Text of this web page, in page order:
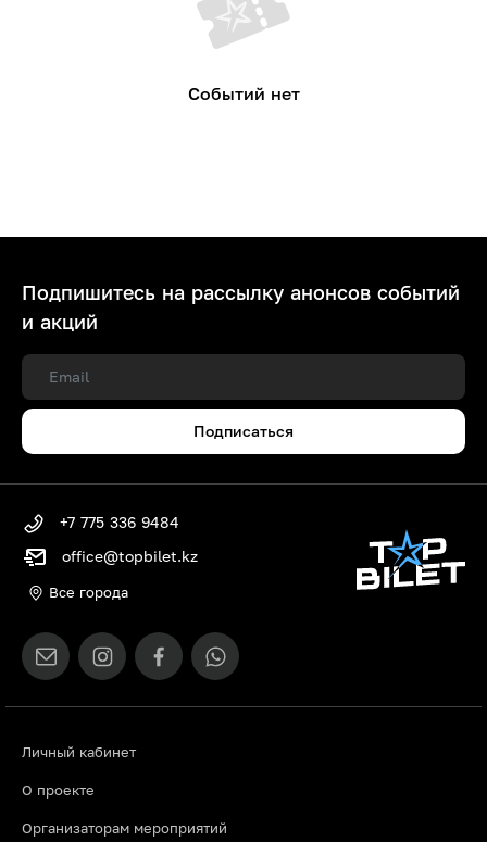
Событий нет
Подпишитесь на рассылку анонсов событий
и акций
Подписаться
Личный кабинет
О проекте
Организаторам мероприятий
+7 775 336 9484
office@topbilet.kz
Все города